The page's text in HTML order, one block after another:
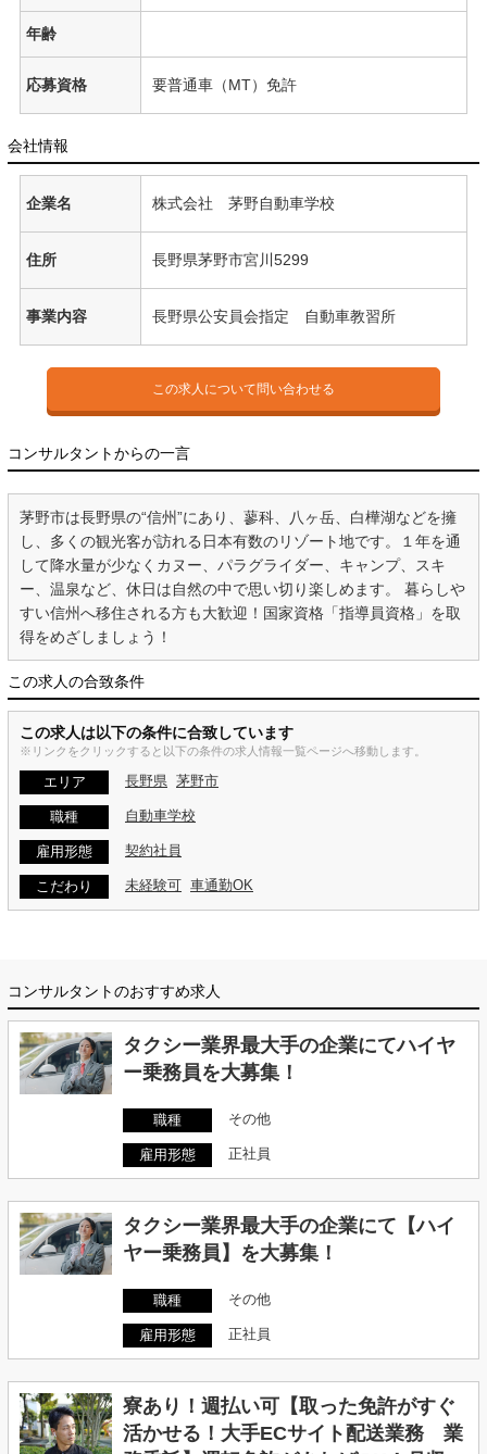
年齢
応募資格 要普通車（MT）免許
会社情報
企業名 株式会社 茅野自動車学校
住所 長野県茅野市宮川5299
事業内容 長野県公安員会指定 自動車教習所
この求人について問い合わせる
コンサルタントからの一言
茅野市は長野県の“信州”にあり、蓼科、八ヶ岳、白樺湖などを擁
し、多くの観光客が訪れる日本有数のリゾート地です。１年を通
して降水量が少なくカヌー、パラグライダー、キャンプ、スキ
ー、温泉など、休日は自然の中で思い切り楽しめます。 暮らしや
すい信州へ移住される方も大歓迎！国家資格「指導員資格」を取
得をめざしましょう！
この求人の合致条件
この求人は以下の条件に合致しています
※リンクをクリックすると以下の条件の求人情報一覧ページへ移動します。
エリア 長野県 茅野市
職種 自動車学校
雇用形態 契約社員
こだわり 未経験可 車通勤OK
コンサルタントのおすすめ求人
タクシー業界最大手の企業にてハイヤ
ー乗務員を大募集！
職種 その他
雇用形態 正社員
タクシー業界最大手の企業にて【ハイ
ヤー乗務員】を大募集！
職種 その他
雇用形態 正社員
寮あり！週払い可【取った免許がすぐ
活かせる！大手ECサイト配送業務 業